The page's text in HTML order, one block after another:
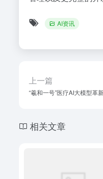
AI资讯
上一篇
“羲和一号”医疗AI大模型革
相关文章